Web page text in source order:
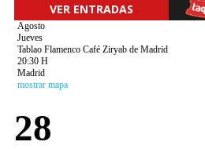
VER ENTRADAS
Agosto
Jueves
Tablao Flamenco Café Ziryab de Madrid
20:30 H
Madrid
mostrar mapa
28